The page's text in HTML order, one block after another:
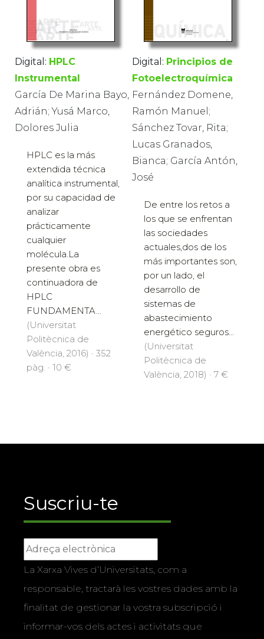
Digital: HPLC
Instrumental
García De Marina Bayo,
Adrián; Yusá Marco,
Dolores Julia
HPLC es la más
extendida técnica
analítica instrumental,
por su capacidad de
analizar
prácticamente
cualquier
molécula.La
presente obra es
continuadora de
HPLC
FUNDAMENTA...
(Universitat
Politècnica de
València, 2016) · 352
pàg. · 10 €
Digital: Principios de
Fotoelectroquímica
Fernández Domene,
Ramón Manuel;
Sánchez Tovar, Rita;
Lucas Granados,
Bianca; García Antón,
José
De entre los retos a
los que se enfrentan
las sociedades
actuales,dos de los
más importantes son,
por un lado, el
desarrollo de
sistemas de
abastecimiento
energético seguros...
(Universitat
Politècnica de
València, 2018) · 7 €
Suscriu-te
La Xarxa Vives d’Universitats, com a
responsable, tractarà les vostres dades amb la
finalitat de gestionar la vostra subscripció i
informar-vos dels actes i activitats que